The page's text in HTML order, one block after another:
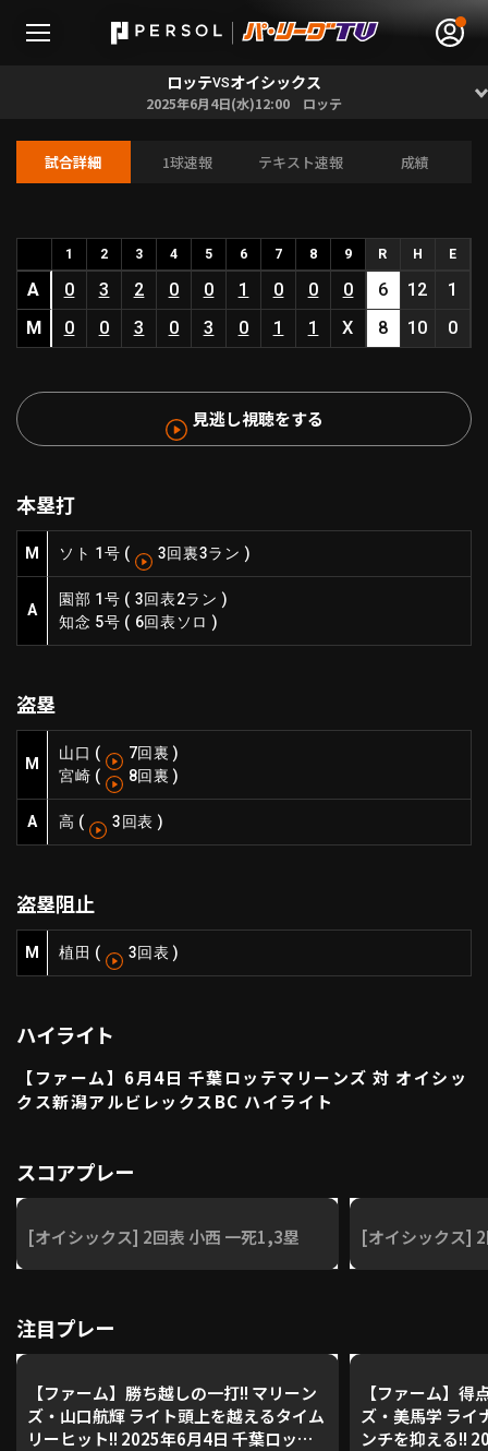
HOME
動画
ファーム東地区
ファーム中地区
ファーム西地区
交流戦
北海道日本ハムファイターズ
東北楽天ゴールデンイーグルス
埼玉西武ライオンズ
千葉ロッテマリーンズ
ニュース
設定
利用規約
運営会社（別ウィンドウで開く） よくある質問
動画を検索（選手・チーム・プレー内容…）
ロッテVSオイシックス
2025年6月4日(水)12:00 ロッテ
試合詳細 1球速報 テキスト速報 成績
1 2 3 4 5 6 7 8 9 R H E
A 0 3 2 0 0 1 0 0 0 6 12
1
M
0 0 3 0 3 0 1 1 X 8 10 0
見逃し視聴をする
本塁打
M ソト 1号 ( 3回裏3ラン )
A
園部 1号 ( 3回表2ラン )
知念 5号 ( 6回表ソロ )
盗塁
M
山口 ( 7回裏 )
宮崎 ( 8回裏 )
A 高 ( 3回表 )
盗塁阻止
M 植田 ( 3回表 )
ハイライト
【ファーム】6月4日 千葉ロッテマリーンズ 対 オイシッ
クス新潟アルビレックスBC ハイライト
スコアプレー
[オイシックス] 2回表 小西 一死1,3塁 [オイシックス]
注目プレー
【ファーム】勝ち越しの一打!! マリーン
ズ・山口航輝 ライト頭上を越えるタイム
リーヒット!! 2025年6月4日 千葉ロッテ
【ファーム】得
ズ・美馬学 ライ
ンチを抑える!!